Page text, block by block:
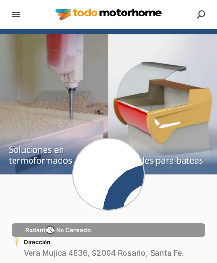
Rodantero No Censado
Dirección
Vera Mujica 4836, S2004 Rosario, Santa Fe.